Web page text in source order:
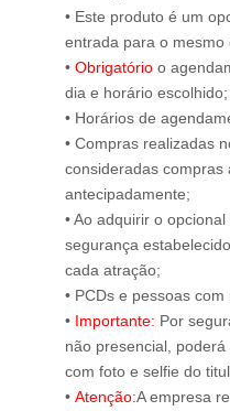
• Este produto é um
entrada para o mesmo
• Obrigatório o
dia e horário escolhido;
• Horários de
• Compras realizadas
consideradas compras
antecipadamente;
• Ao adquirir o
segurança
cada atração;
• PCDs e pessoas
• Importante: Por
não presencial,
com foto e selfie do
• Atenção:A empresa